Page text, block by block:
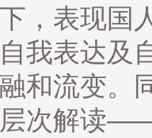
，表现国
我表达及
和流变。
次解读